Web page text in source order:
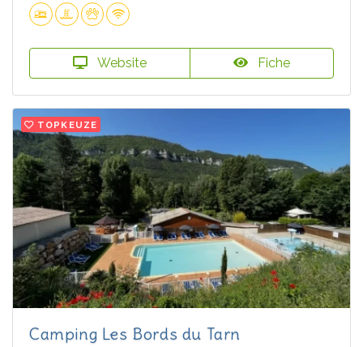
Website Fiche
TOPKEUZE
Camping Les Bords du Tarn